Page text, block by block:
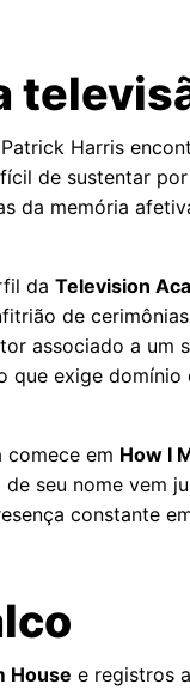
Harris
de sustentar
da memória
da Television
de
associado a um
que exige
comece em How I
seu nome vem
constante
House e registros